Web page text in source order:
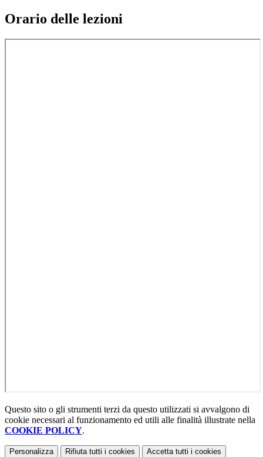
Orario delle lezioni
Questo sito o gli strumenti terzi da questo utilizzati si avvalgono di
cookie necessari al funzionamento ed utili alle finalità illustrate nella
COOKIE POLICY.
Personalizza Rifiuta tutti i cookies Accetta tutti i cookies